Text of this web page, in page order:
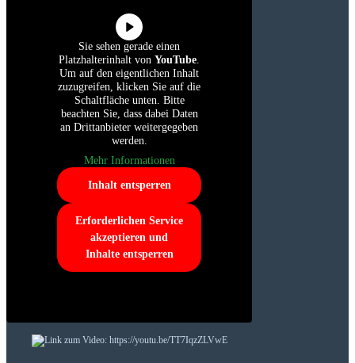
Sie sehen gerade einen
Platzhalterinhalt von YouTube
Um auf den eigentlichen Inhalt
zuzugreifen, klicken Sie auf die
Schaltfläche unten. Bitte
beachten Sie, dass dabei Daten
an Drittanbieter weitergegeben
werden.
Mehr Informationen
Inhalt entsperren
Erforderlichen Service
akzeptieren und
Inhalte entsperren